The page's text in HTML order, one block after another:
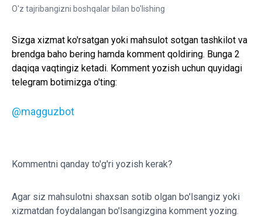
O'z tajribangizni boshqalar bilan bo'lishing
Sizga xizmat ko'rsatgan yoki mahsulot sotgan tashkilot va
brendga baho bering hamda komment qoldiring. Bunga 2
daqiqa vaqtingiz ketadi. Komment yozish uchun quyidagi
telegram botimizga o'ting:
@magguzbot
Kommentni qanday to'g'ri yozish kerak?
Agar siz mahsulotni shaxsan sotib olgan bo'lsangiz yoki
xizmatdan foydalangan bo'lsangizgina komment yozing.